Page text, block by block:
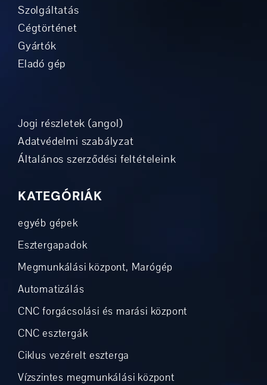
Szolgáltatás
Cégtörténet
Gyártók
Eladó gép
Jogi részletek (angol)
Adatvédelmi szabályzat
Általános szerződési feltételeink
KATEGÓRIÁK
egyéb gépek
Esztergapadok
Megmunkálási központ, Marógép
Automatizálás
CNC forgácsolási és marási központ
CNC esztergák
Ciklus vezérelt eszterga
Vízszintes megmunkálási központ